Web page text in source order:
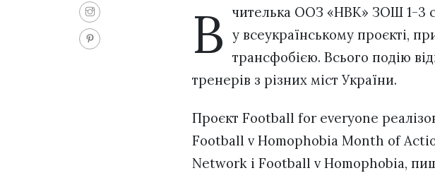
В чителька ООЗ «НВК» ЗОШ 1-3
у всеукраїнському проєкті,
трансфобією. Всього подію
тренерів з різних міст України.
Проєкт Football for everyone
Football v Homophobia Month of
Network і Football v Homophobia,